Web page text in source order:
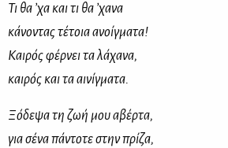
Τι θα ’χα και τι θα ’χανα
κάνοντας τέτοια ανοίγματα!
Καιρός φέρνει τα λάχανα,
καιρός και τα αινίγματα.
Ξόδεψα τη ζωή μου αβέρτα,
για σένα πάντοτε στην πρίζα,